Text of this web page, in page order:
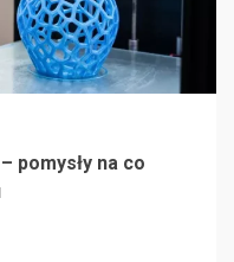
pomysły na co